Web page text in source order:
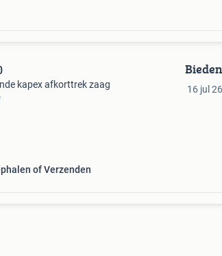
kapex afkorttrek zaag
of Verzenden
Bieden
16 jul 26